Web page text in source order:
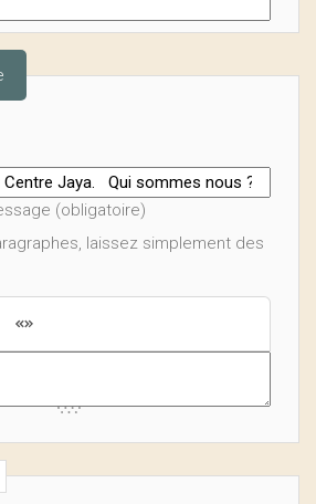
(obligatoire)
laissez simplement des